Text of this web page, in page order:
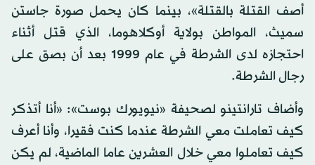
أصف القتلة بالقتلة»، بينما كان يحمل صورة جاستن
سميث، المواطن بولاية أوكلاهوما، الذي قتل أثناء
احتجازه لدى الشرطة في عام 1999 بعد أن بصق على
رجال الشرطة.
وأضاف تارانتينو لصحيفة «نيويورك بوست»: «أنا أتذكر
كيف تعاملت معي الشرطة عندما كنت فقيرا، وأنا أعرف
كيف تعاملوا معي خلال العشرين عاما الماضية، لم يكن